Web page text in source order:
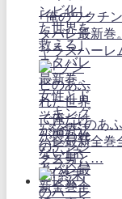
｢俺のワクチ
タバレ最新巻
ャラスハーレ
｢ゾンビのあ
バレ最新全巻
クズ男と…